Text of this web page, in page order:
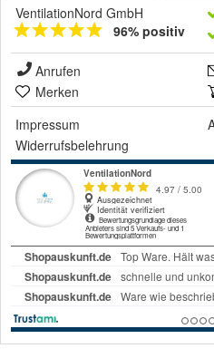
VentilationNord GmbH
96% positiv
Anrufen
Merken
Impressum
Widerrufsbelehrung